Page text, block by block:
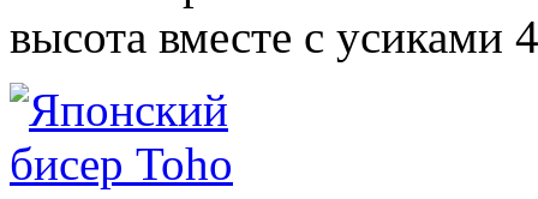
высота вместе с усиками